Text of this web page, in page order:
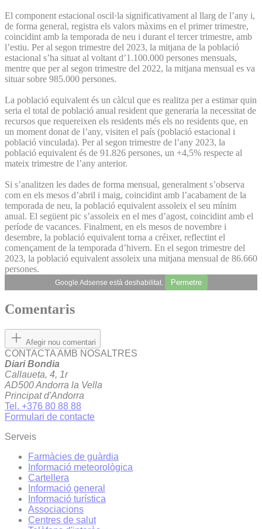
El component estacional oscil·la significativament al llarg de l’any i,
de forma general, registra els valors màxims en el primer trimestre,
coincidint amb la temporada de neu i durant el tercer trimestre, amb
l’estiu. Per al segon trimestre del 2023, la mitjana de la població
estacional s’ha situat al voltant d’1.100.000 persones mensuals,
mentre que per al segon trimestre del 2022, la mitjana mensual es va
situar sobre 985.000 persones.
La població equivalent és un càlcul que es realitza per a estimar quin
seria el total de població anual resident que generaria la necessitat de
recursos que requereixen els residents més els no residents que, en
un moment donat de l’any, visiten el país (població estacional i
població vinculada). Per al segon trimestre de l’any 2023, la
població equivalent és de 91.826 persones, un +4,5% respecte al
mateix trimestre de l’any anterior.
Si s’analitzen les dades de forma mensual, generalment s’observa
com en els mesos d’abril i maig, coincidint amb l’acabament de la
temporada de neu, la població equivalent assoleix el seu mínim
anual. El següent pic s’assoleix en el mes d’agost, coincidint amb el
període de vacances. Finalment, en els mesos de novembre i
desembre, la població equivalent torna a créixer, reflectint el
començament de la temporada d’hivern. En el segon trimestre del
2023, la població equivalent assoleix una mitjana mensual de 86.660
persones.
Google Adsense està deshabilitat. Permetre
Comentaris
Afegir nou comentari
CONTACTA AMB NOSALTRES
Diari Bondia
Callaueta, 4, 1r
AD500 Andorra la Vella
Principat d'Andorra
Tel. +376 80 88 88
Formulari de contacte
Serveis
Farmàcies de guàrdia
Informació meteorològica
Cartellera
Informació general
Informació turística
Associacions
Centres de salut